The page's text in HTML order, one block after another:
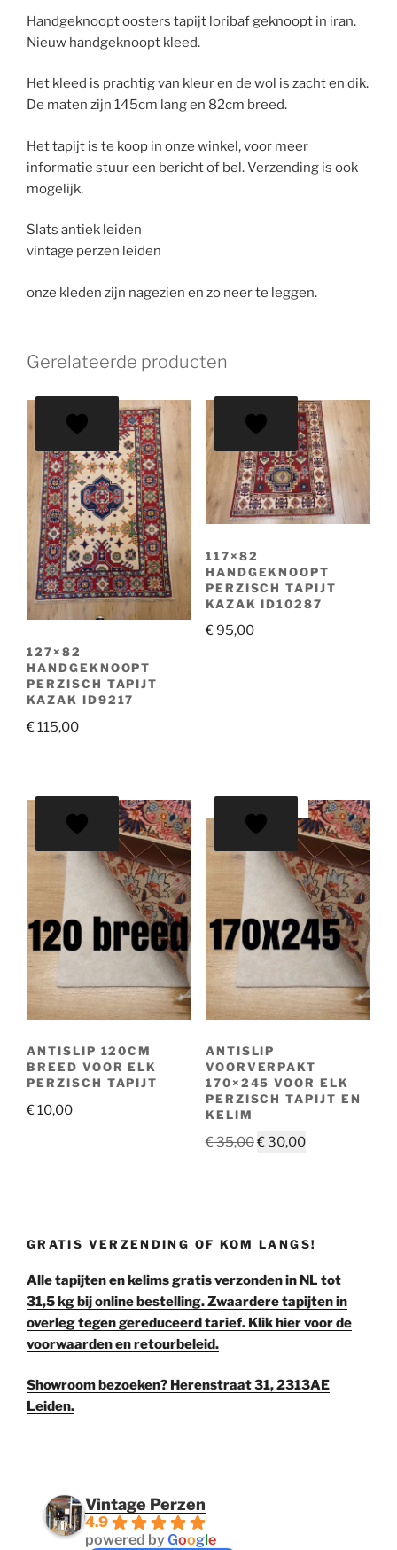
Handgeknoopt oosters tapijt loribaf geknoopt in iran.
Nieuw handgeknoopt kleed.
Het kleed is prachtig van kleur en de wol is zacht en dik.
De maten zijn 145cm lang en 82cm breed.
Het tapijt is te koop in onze winkel, voor meer
informatie stuur een bericht of bel. Verzending is ook
mogelijk.
Slats antiek leiden
vintage perzen leiden
onze kleden zijn nagezien en zo neer te leggen.
Gerelateerde producten
127×82
HANDGEKNOOPT
PERZISCH TAPIJT
KAZAK ID9217
€115,00
117×82
HANDGEKNOOPT
PERZISCH TAPIJT
KAZAK ID10287
€95,00
ANTISLIP 120CM
BREED VOOR ELK
PERZISCH TAPIJT
€10,00
AANBIEDING!
ANTISLIP
VOORVERPAKT
170×245 VOOR ELK
PERZISCH TAPIJT EN
KELIM
€35,00Oorspronkelijke
€30,00Huidige
GRATIS VERZENDING OF KOM LANGS!
Alle tapijten en kelims gratis verzonden in NL tot
31,5 kg bij online bestelling. Zwaardere tapijten in
overleg tegen gereduceerd tarief. Klik hier voor de
voorwaarden en retourbeleid.
Showroom bezoeken? Herenstraat 31, 2313AE
Leiden.
Vintage Perzen
4.9
powered byGoogle